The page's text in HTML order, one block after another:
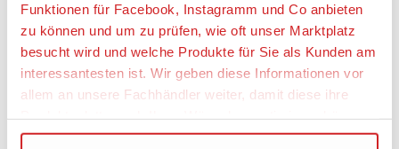
Funktionen für Facebook, Instagramm und Co anbieten
zu können und um zu prüfen, wie oft unser Marktplatz
besucht wird und welche Produkte für Sie als Kunden am
interessantesten ist. Wir geben diese Informationen vor
allem an unsere Fachhändler weiter, damit diese ihre
Angaben zur Produktsicherheit:
Bachmann Europe Plc., Großbritannien
Verantwortliche Person: